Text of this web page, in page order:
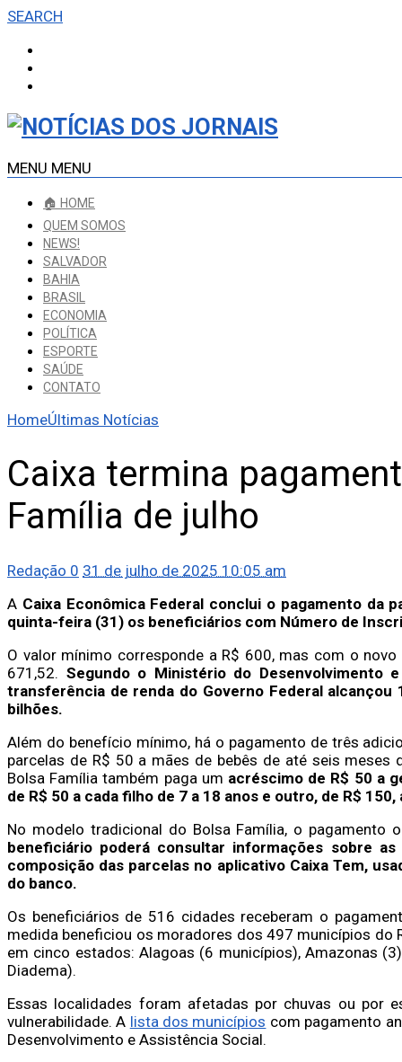
SEARCH
MENU MENU
🏠 HOME
QUEM SOMOS
NEWS!
SALVADOR
BAHIA
BRASIL
ECONOMIA
POLÍTICA
ESPORTE
SAÚDE
CONTATO
HomeÚltimas Notícias
Caixa termina
Família de julho
Redação 0 31 de julho de 2025 10:05 am
A Caixa Econômica Federal conclui o pagamento da
quinta-feira (31) os beneficiários com Número de
O valor mínimo corresponde a R$ 600, mas com o
671,52. Segundo o Ministério do Desenvolvimento
transferência de renda do Governo Federal
bilhões.
Além do benefício mínimo, há o pagamento de três
parcelas de R$ 50 a mães de bebês de até seis meses
Bolsa Família também paga um acréscimo de R$ 50 a
de R$ 50 a cada filho de 7 a 18 anos e outro, de R$
No modelo tradicional do Bolsa Família, o
beneficiário poderá consultar informações sobre
composição das parcelas no aplicativo Caixa Tem,
do banco.
Os beneficiários de 516 cidades receberam o
medida beneficiou os moradores dos 497 municípios do
em cinco estados: Alagoas (6 municípios), Amazonas
Diadema).
Essas localidades foram afetadas por chuvas ou por
vulnerabilidade. A lista dos municípios com pagamento
Desenvolvimento e Assistência Social.